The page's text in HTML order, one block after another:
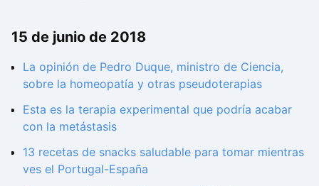
15 de junio de 2018
La opinión de Pedro Duque, ministro de Ciencia,
sobre la homeopatía y otras pseudoterapias
Esta es la terapia experimental que podría acabar
con la metástasis
13 recetas de snacks saludable para tomar mientras
ves el Portugal-España